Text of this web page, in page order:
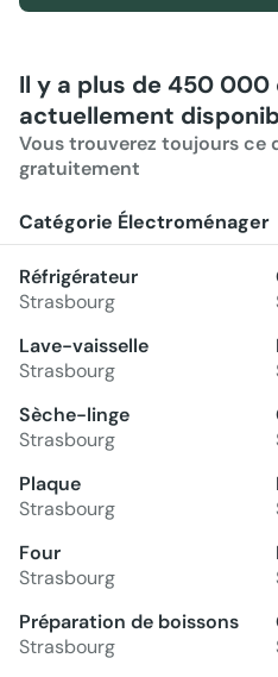
Il y a plus de 450
actuellement
Vous trouverez toujours ce
gratuitement
Catégorie Électroménager
Réfrigérateur
Strasbourg
Lave-vaisselle
Strasbourg
Sèche-linge
Strasbourg
Plaque
Strasbourg
Four
Strasbourg
Préparation de boissons
Strasbourg